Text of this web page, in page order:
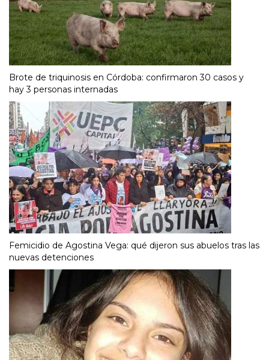
Brote de triquinosis en Córdoba: confirmaron 30 casos y
hay 3 personas internadas
Femicidio de Agostina Vega: qué dijeron sus abuelos tras las
nuevas detenciones